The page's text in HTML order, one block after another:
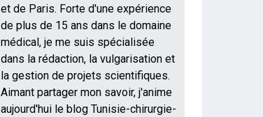
et de Paris. Forte d'une expérience
de plus de 15 ans dans le domaine
médical, je me suis spécialisée
dans la rédaction, la vulgarisation et
la gestion de projets scientifiques.
Aimant partager mon savoir, j'anime
aujourd'hui le blog Tunisie-chirurgie-